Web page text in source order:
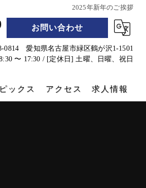
2025年新年のご挨拶
お問い合わせ
0814 愛知県名古屋市緑区鶴が沢1-1501
〜 17:30 / [定休日] 土曜、日曜、祝日
ックス アクセス 求人情報